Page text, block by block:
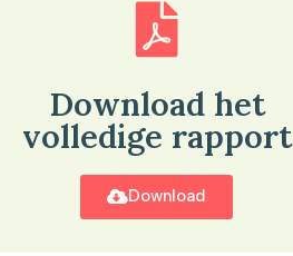
Download het
volledige rapport
Download